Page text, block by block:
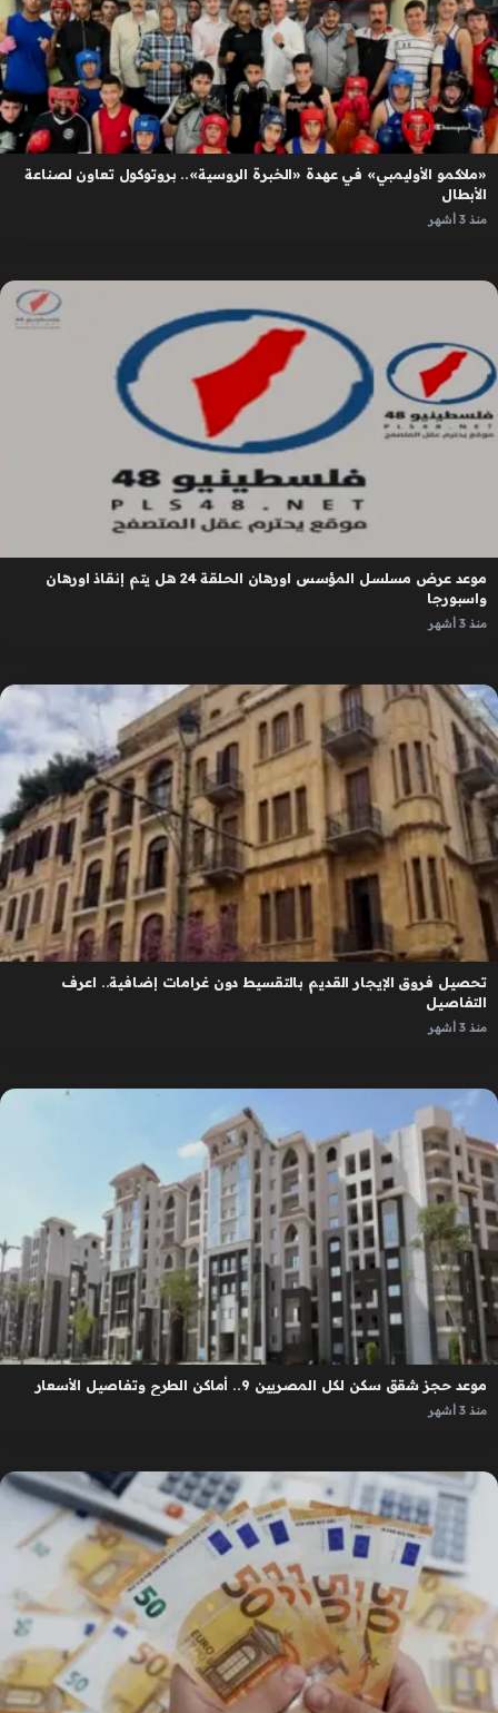
«ملاكمو الأوليمبي» في عهدة «الخبرة الروسية».. بروتوكول تعاون لصناعة
الأبطال
منذ 3 أشهر
موعد عرض مسلسل المؤسس اورهان الحلقة 24 هل يتم إنقاذ اورهان
واسبورجا
منذ 3 أشهر
تحصيل فروق الإيجار القديم بالتقسيط دون غرامات إضافية.. اعرف
التفاصيل
منذ 3 أشهر
موعد حجز شقق سكن لكل المصريين 9.. أماكن الطرح وتفاصيل الأسعار
منذ 3 أشهر